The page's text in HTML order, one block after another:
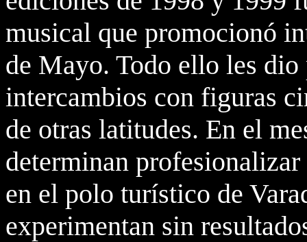
musical que promocionó
de Mayo. Todo ello les
intercambios con figuras
de otras latitudes. En el
determinan
en el polo turístico de
experimentan sin